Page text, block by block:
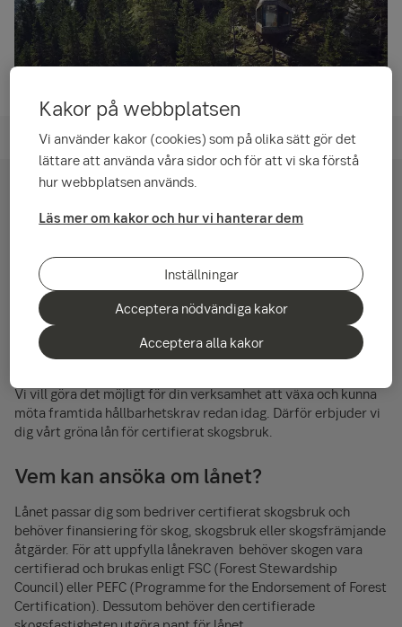
Skogsbruk
skogsbruk
Omkring två tredjedelar av Sveriges yta består av skog som
bland annat utgör ett hem för djur och växter, tar upp
koldioxid från luften och ger oss förnybara materialval som
hjälper till att fasa ut fossila råvaror. Skogen är en central del
av vårt ekosystem och du som bedriver ett hållbart skogsbruk
spelar en stor roll i arbetet för att främja den biologiska
Vi vill göra det möjligt för din verksamhet att växa och kunna
möta framtida hållbarhetskrav redan idag. Därför erbjuder vi
dig vårt gröna lån för certifierat skogsbruk.
Vem kan ansöka om lånet?
Lånet passar dig som bedriver certifierat skogsbruk och
behöver finansiering för skog, skogsbruk eller skogsfrämjande
åtgärder. För att uppfylla lånekraven behöver skogen vara
certifierad och brukas enligt FSC (Forest Stewardship
Council) eller PEFC (Programme for the Endorsement of Forest
Certification). Dessutom behöver den certifierade
Kakor på webbplatsen
Vi använder kakor (cookies) som på olika sätt gör det
lättare att använda våra sidor och för att vi ska förstå
hur webbplatsen används.
Läs mer om kakor och hur vi hanterar dem
Inställningar
Acceptera nödvändiga kakor
Acceptera alla kakor